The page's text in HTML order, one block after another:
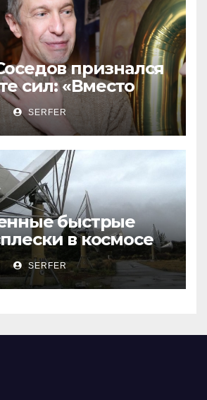
признался
сил: «Вместо
Пригожина»
SERFER
быстрые
в космосе
все более
SERFER